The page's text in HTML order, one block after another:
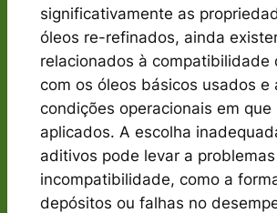
significativamente as
óleos re-refinados, ainda
relacionados à compatibilidade
com os óleos básicos usados e
condições operacionais em que
aplicados. A escolha
aditivos pode levar a
incompatibilidade, como a
depósitos ou falhas no